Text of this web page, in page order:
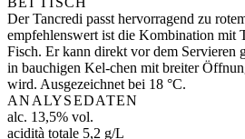
Der Tancredi passt hervorragend zu
empfehlenswert ist die Kombination mit
Fisch. Er kann direkt vor dem Servieren
in bauchigen Kel-chen mit breiter
wird. Ausgezeichnet bei 18 °C.
ANALYSEDATEN
alc. 13,5% vol.
acidità totale 5,2 g/L